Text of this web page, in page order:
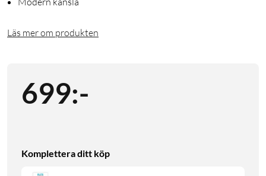
Läs mer om produkten
699:-
Komplettera ditt köp